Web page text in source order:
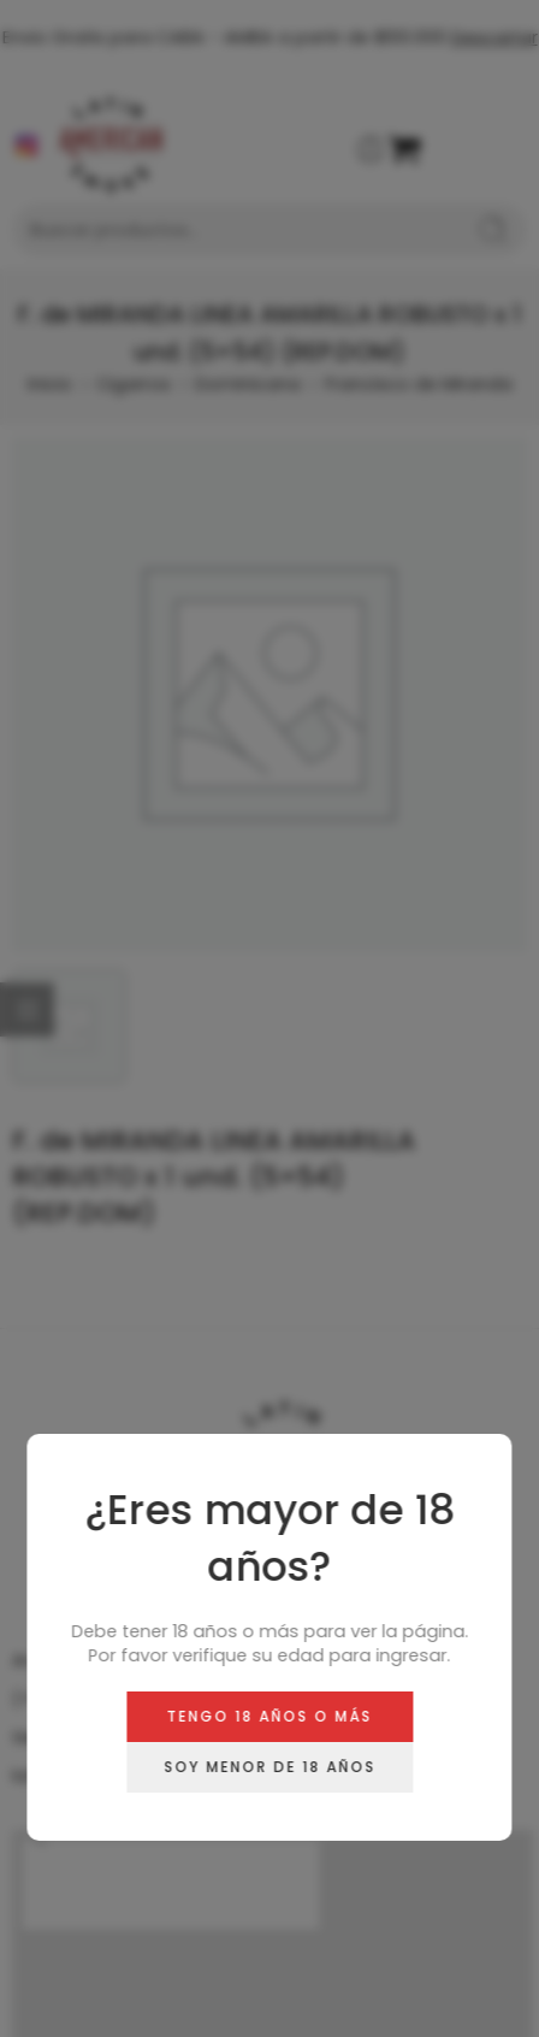
Envio Gratis para CABA - AMBA a partir de $100.000 Descartar
F. de MIRANDA LINEA AMARILLA ROBUSTO x 1
und. (5×54) (REP.DOM)
F. de MIRANDA LINEA AMARILLA
ROBUSTO x 1 und. (5×54)
(REP.DOM)
Dirección solo para retiro –NO ES SHOWROOM
Arce 893, Las Cañitas, CABA, Buenos Aires.
(+54)9-11-2699-9901
tienda@latinamericansmoke.com
latinamericansmoke.com
¿Eres mayor de 18
años?
Debe tener 18 años o más para ver la página.
Por favor verifique su edad para ingresar.
TENGO 18 AÑOS O MÁS
SOY MENOR DE 18 AÑOS